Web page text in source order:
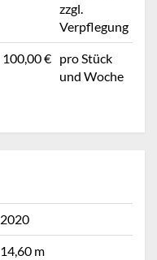
zzgl.
Verpflegung
100,00 € pro Stück
und Woche
2020
14,60 m